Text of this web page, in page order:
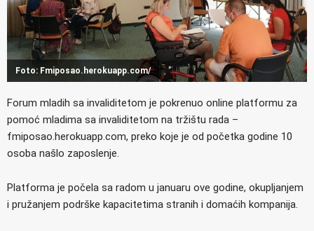
Foto: Fmiposao.herokuapp.com/
Forum mladih sa invaliditetom je pokrenuo online platformu za
pomoć mladima sa invaliditetom na tržištu rada –
fmiposao.herokuapp.com, preko koje je od početka godine 10
osoba našlo zaposlenje.
Platforma je počela sa radom u januaru ove godine, okupljanjem
i pružanjem podrške kapacitetima stranih i domaćih kompanija.